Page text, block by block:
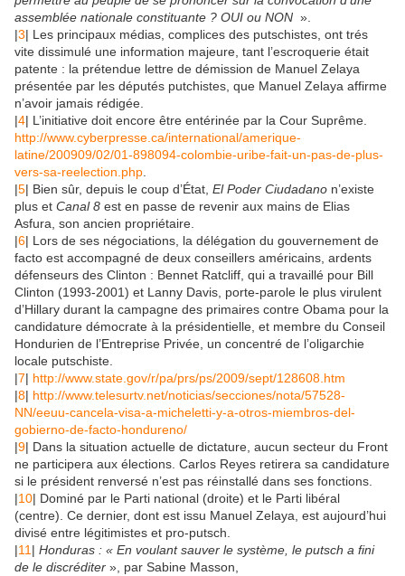
assemblée nationale constituante ? OUI ou NON ».
|3| Les principaux médias, complices des putschistes, ont trés
vite dissimulé une information majeure, tant l’escroquerie était
patente : la prétendue lettre de démission de Manuel Zelaya
présentée par les députés putchistes, que Manuel Zelaya affirme
n’avoir jamais rédigée.
|4| L’initiative doit encore être entérinée par la Cour Suprême.
http://www.cyberpresse.ca/international/amerique-
latine/200909/02/01-898094-colombie-uribe-fait-un-pas-de-plus-
vers-sa-reelection.php
|5| Bien sûr, depuis le coup d’État, El Poder Ciudadano n’existe
plus et Canal 8 est en passe de revenir aux mains de Elias
Asfura, son ancien propriétaire.
|6| Lors de ses négociations, la délégation du gouvernement de
facto est accompagné de deux conseillers américains, ardents
défenseurs des Clinton : Bennet Ratcliff, qui a travaillé pour Bill
Clinton (1993-2001) et Lanny Davis, porte-parole le plus virulent
d’Hillary durant la campagne des primaires contre Obama pour la
candidature démocrate à la présidentielle, et membre du Conseil
Hondurien de l’Entreprise Privée, un concentré de l’oligarchie
locale putschiste.
|7| http://www.state.gov/r/pa/prs/ps/2009/sept/128608.htm
|8| http://www.telesurtv.net/noticias/secciones/nota/57528-
NN/eeuu-cancela-visa-a-micheletti-y-a-otros-miembros-del-
gobierno-de-facto-hondureno/
|9| Dans la situation actuelle de dictature, aucun secteur du Front
ne participera aux élections. Carlos Reyes retirera sa candidature
si le président renversé n’est pas réinstallé dans ses fonctions.
|10| Dominé par le Parti national (droite) et le Parti libéral
(centre). Ce dernier, dont est issu Manuel Zelaya, est aujourd’hui
divisé entre légitimistes et pro-putsch.
|11 | Honduras : « En voulant sauver le système, le putsch a fini
de le discréditer », par Sabine Masson,